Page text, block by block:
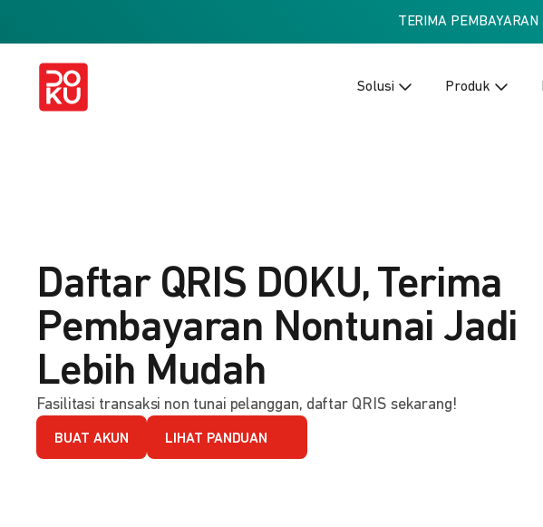
TERIMA PEMBAYARAN
Solusi Produk
Daftar QRIS DOKU, Terima
Pembayaran Nontunai Jadi
Lebih Mudah
Fasilitasi transaksi non tunai pelanggan, daftar QRIS sekarang!
BUAT AKUN LIHAT PANDUAN